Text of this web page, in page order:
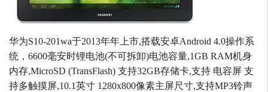
华为S10-201wa于2013年年上市,搭载安卓Android 4.0操作系
统，6600毫安时锂电池(不可拆卸)电池容量,1GB RAM机身
内存,MicroSD (TransFlash) 支持32GB存储卡,支持 电容屏 支
持多触摸屏,10.1英寸 1280x800像素主屏尺寸,支持MP3铃声